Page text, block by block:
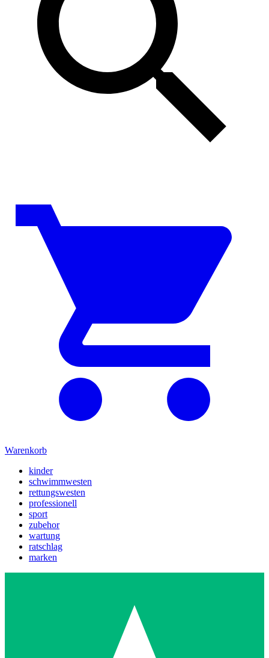
Warenkorb
kinder
schwimmwesten
rettungswesten
professionell
sport
zubehor
wartung
ratschlag
marken